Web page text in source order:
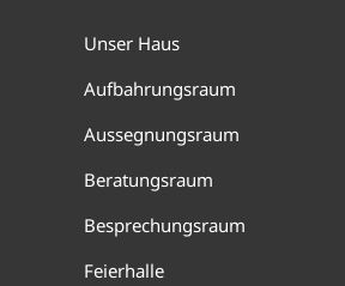
Unser Haus
Aufbahrungsraum
Aussegnungsraum
Beratungsraum
Besprechungsraum
Feierhalle